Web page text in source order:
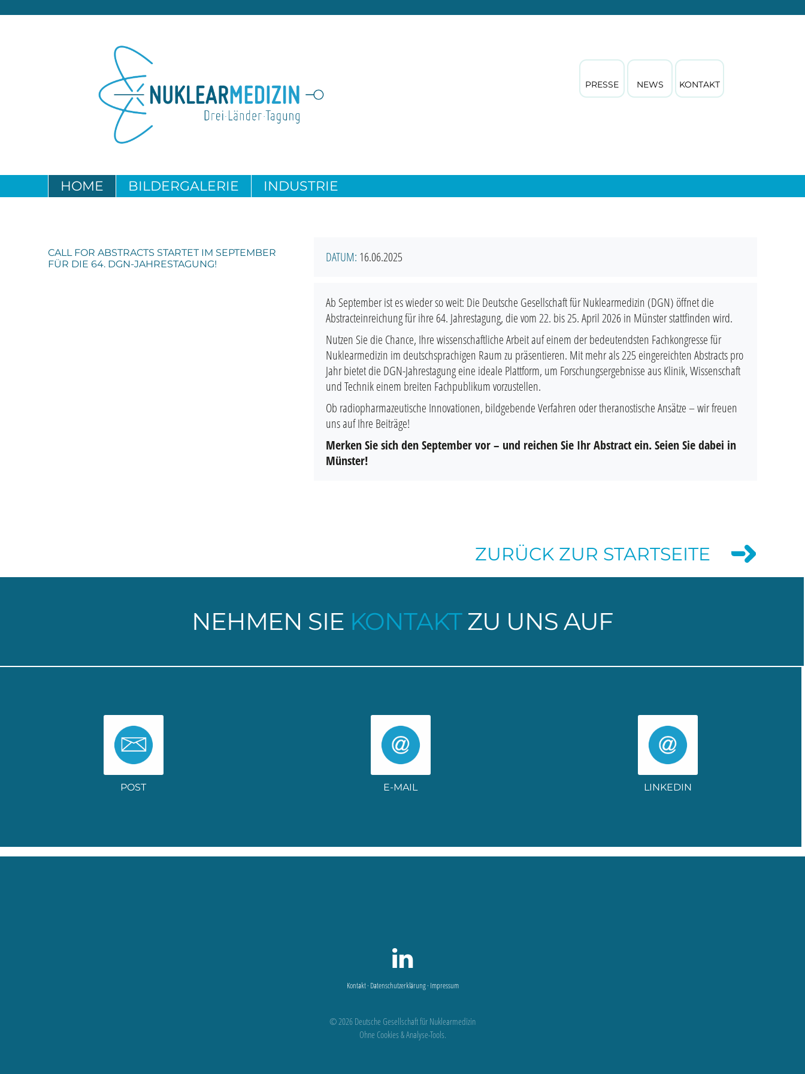
PRESSE NEWS KONTAKT
HOME BILDERGALERIE INDUSTRIE
CALL FOR ABSTRACTS STARTET IM SEPTEMBER
FÜR DIE 64. DGN-JAHRESTAGUNG!
DATUM: 16.06.2025
Ab September ist es wieder so weit: Die Deutsche Gesellschaft für Nuklearmedizin (DGN) öffnet die
Abstracteinreichung für ihre 64. Jahrestagung, die vom 22. bis 25. April 2026 in Münster stattfinden wird.
Nutzen Sie die Chance, Ihre wissenschaftliche Arbeit auf einem der bedeutendsten Fachkongresse für
Nuklearmedizin im deutschsprachigen Raum zu präsentieren. Mit mehr als 225 eingereichten Abstracts pro
Jahr bietet die DGN-Jahrestagung eine ideale Plattform, um Forschungsergebnisse aus Klinik, Wissenschaft
und Technik einem breiten Fachpublikum vorzustellen.
Ob radiopharmazeutische Innovationen, bildgebende Verfahren oder theranostische Ansätze – wir freuen
uns auf Ihre Beiträge!
Merken Sie sich den September vor – und reichen Sie Ihr Abstract ein. Seien Sie dabei in
Münster!
ZURÜCK ZUR STARTSEITE
NEHMEN SIE KONTAKTZU UNS AUF
POST E-MAIL LINKEDIN
Kontakt· Datenschutzerklärung· Impressum
© 2026 Deutsche Gesellschaft für Nuklearmedizin
Ohne Cookies & Analyse-Tools.